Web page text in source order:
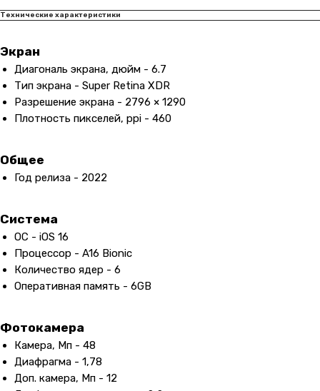
Технические характеристики
Экран
Диагональ экрана, дюйм - 6.7
Тип экрана - Super Retina XDR
Разрешение экрана - 2796 × 1290
Плотность пикселей, ppi - 460
Общее
Год релиза - 2022
Система
ОС - iOS 16
Процессор - A16 Bionic
Количество ядер - 6
Оперативная память - 6GB
Фотокамера
Камера, Мп - 48
Диафрагма - 1,78
Доп. камера, Мп - 12